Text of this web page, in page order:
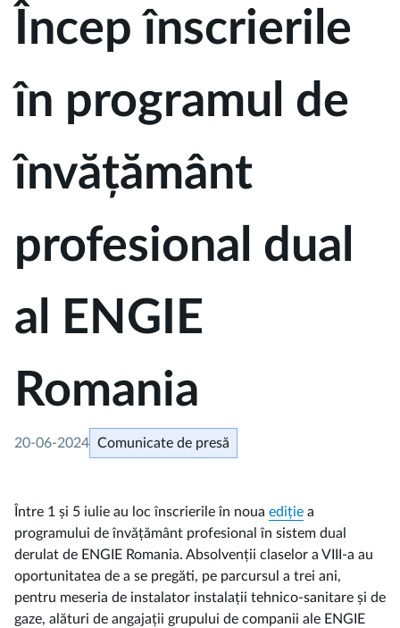
Încep înscrierile
în programul de
învățământ
profesional dual
al ENGIE
Romania
20-06-2024 Comunicate de presă
Între 1 și 5 iulie au loc înscrierile în noua ediție a
programului de învățământ profesional în sistem dual
derulat de ENGIE Romania. Absolvenții claselor a VIII-a au
oportunitatea de a se pregăti, pe parcursul a trei ani,
pentru meseria de instalator instalații tehnico-sanitare și de
gaze, alături de angajații grupului de companii ale ENGIE